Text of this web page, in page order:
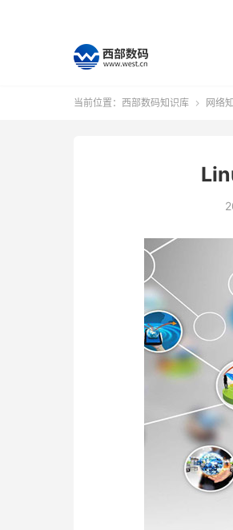
当前位置： 西部数码知识库  网络